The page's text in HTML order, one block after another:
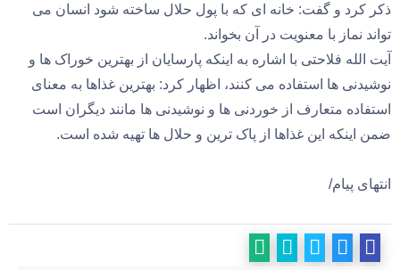
ذکر کرد و گفت: خانه ای که با پول حلال ساخته شود انسان می
تواند نماز با معنویت در آن بخواند.
آیت الله فلاحتی با اشاره به اینکه پارسایان از بهترین خوراک ها و
نوشیدنی ها استفاده می کنند، اظهار کرد: بهترین غذاها به معنای
استفاده متعارف از خوردنی ها و نوشیدنی ها مانند دیگران است
ضمن اینکه این غذاها از پاک ترین و حلال ها تهیه شده است.
انتهای پیام/